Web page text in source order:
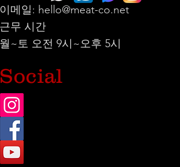
이메일: hello@meat-co.net
근무 시간
월~토 오전 9시~오후 5시
Social